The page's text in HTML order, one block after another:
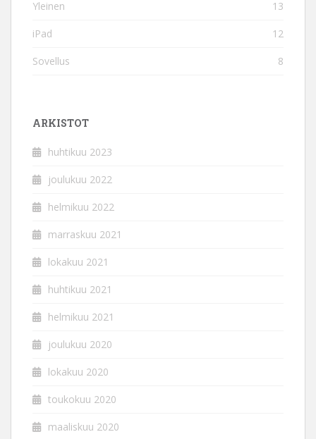
Yleinen 13
iPad 12
Sovellus 8
ARKISTOT
huhtikuu 2023
joulukuu 2022
helmikuu 2022
marraskuu 2021
lokakuu 2021
huhtikuu 2021
helmikuu 2021
joulukuu 2020
lokakuu 2020
toukokuu 2020
maaliskuu 2020